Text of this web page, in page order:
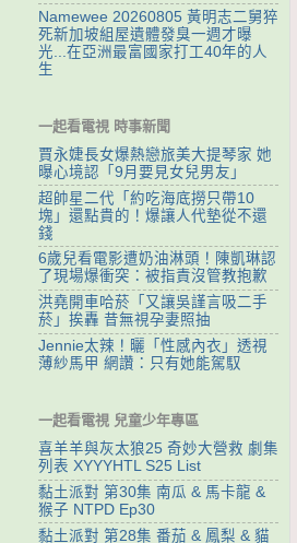
Namewee 20260805 黃明志二舅猝
死新加坡組屋遺體發臭一週才曝
光...在亞洲最富國家打工40年的人
生
一起看電視 時事新聞
賈永婕長女爆熱戀旅美大提琴家 她
曝心境認「9月要見女兒男友」
超帥星二代「約吃海底撈只帶10
塊」還點貴的！爆讓人代墊從不還
錢
6歲兒看電影遭奶油淋頭！陳凱琳認
了現場爆衝突：被指責沒管教抱歉
洪堯開車哈菸「又讓吳謹言吸二手
菸」挨轟 昔無視孕妻照抽
Jennie太辣！曬「性感內衣」透視
薄紗馬甲 網讚：只有她能駕馭
一起看電視 兒童少年專區
喜羊羊與灰太狼25 奇妙大營救 劇集
列表 XYYYHTL S25 List
黏土派對 第30集 南瓜 & 馬卡龍 &
猴子 NTPD Ep30
黏土派對 第28集 番茄 & 鳳梨 & 貓